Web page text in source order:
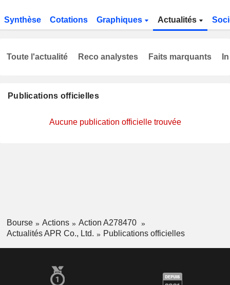
Synthèse Cotations Graphiques Actualités
Publications officielles
Aucune publication officielle trouvée
Toute l'actualité Reco analystes Faits marquants
Bourse Actions
Action A278470
Actualités APR Co., Ltd.
Publications officielles